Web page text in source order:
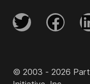
© 2003 - 2026